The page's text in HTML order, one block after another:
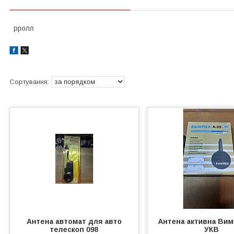
рролл
Антена автомат для авто
телескоп 098
Антена активна
УКВ